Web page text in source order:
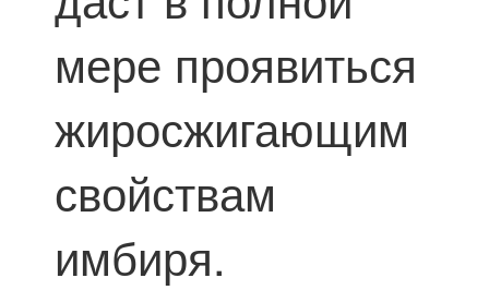
мере проявиться
жиросжигающим
свойствам
имбиря.